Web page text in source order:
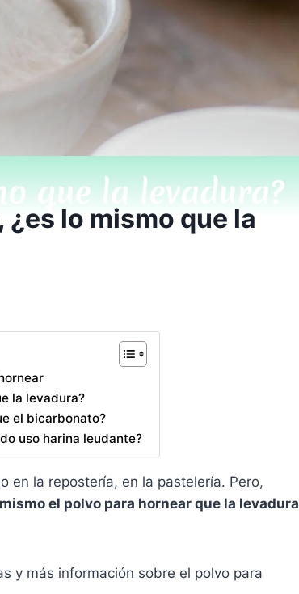
lo mismo que la
la levadura?
el bicarbonato?
uso harina leudante?
en la repostería, en la pastelería. Pero,
el polvo para hornear que la levadura
y más información sobre el polvo para